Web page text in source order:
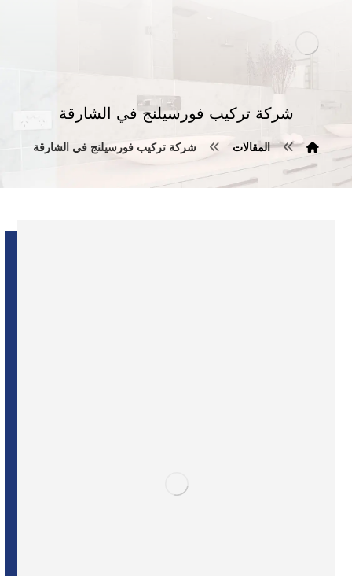
شركة تركيب فورسيلنج في الشارقة
المقالات شركة تركيب فورسيلنج في الشارقة